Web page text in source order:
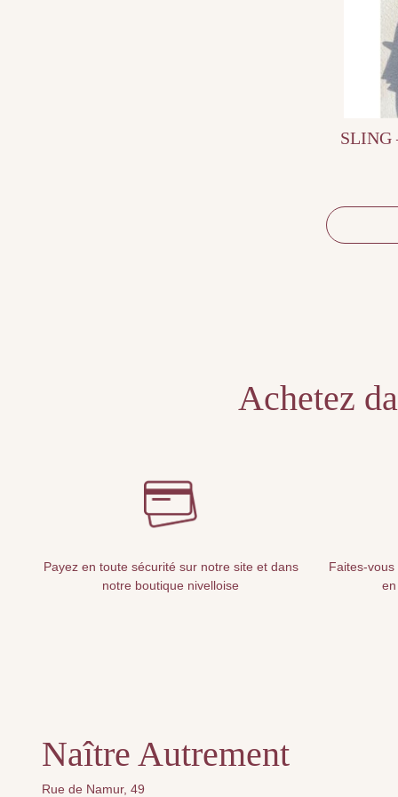
SLING
Achetez
Payez en toute sécurité sur notre site et dans
notre boutique nivelloise
Faites-
Naître Autrement
Rue de Namur, 49